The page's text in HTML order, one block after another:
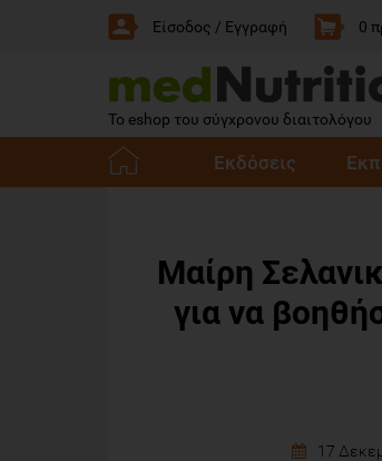
Είσοδος / Εγγραφή 0
Το eshop του σύγχρονου διαιτολόγου
Αρχική
Εκδόσεις
Μαίρη
για να
17